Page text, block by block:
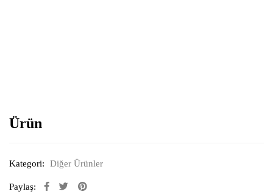
Ürün
Kategori: Diğer Ürünler
Paylaş: